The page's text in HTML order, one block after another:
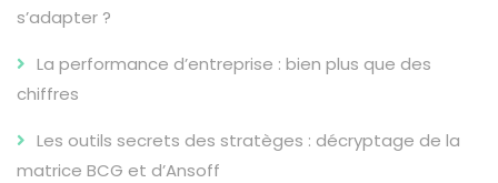
s’adapter ?
La performance d’entreprise : bien plus que des
chiffres
Les outils secrets des stratèges : décryptage de la
matrice BCG et d’Ansoff